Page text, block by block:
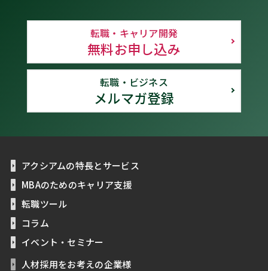
転職・キャリア開発
無料お申し込み
転職・ビジネス
メルマガ登録
アクシアムの特長とサービス
MBAのためのキャリア支援
転職ツール
コラム
イベント・セミナー
人材採用をお考えの企業様